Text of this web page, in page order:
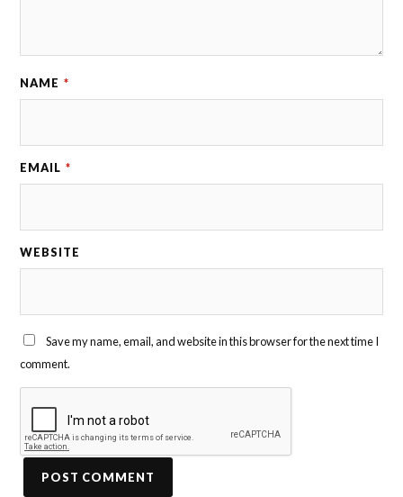
NAME *
EMAIL *
WEBSITE
Save my name, email, and website in this browser for the next time I
comment.